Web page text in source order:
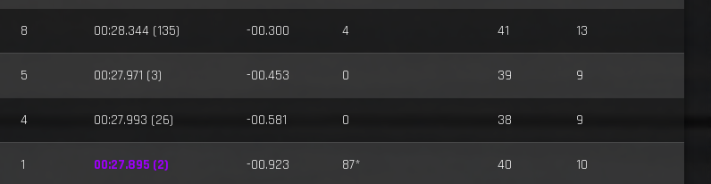
8 00:28.344 (135) -00.300 4 41 13
5 00:27.971 (3) -00.453 0 39 9
4 00:27.993 (26) -00.581 0 38 9
1 00:27.895 (2) -00.923 87* 40 10